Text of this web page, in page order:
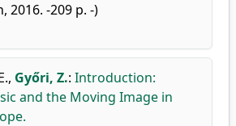
2016. -209 p. -)
, Győri, Z.: Introduction:
and the Moving Image in